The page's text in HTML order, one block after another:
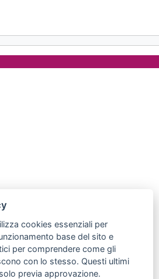
cookies essenziali per
base del sito e
per comprendere come gli
con lo stesso. Questi ultimi
previa approvazione.